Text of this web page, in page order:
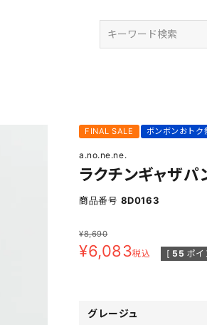
FINAL SALE ボンボンおトク
a.no.ne.ne.
ラクチンギャザパ
商品番号 8D0163
¥8,690
¥6,083税込 [ 55 ポ
グレージュ